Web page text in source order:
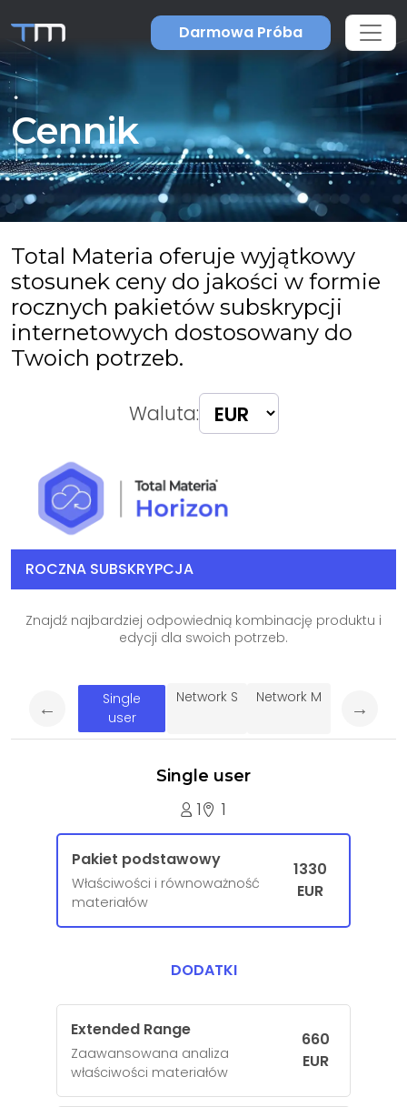
Darmowa Próba
Cennik
Total Materia oferuje wyjątkowy
stosunek ceny do jakości w formie
rocznych pakietów subskrypcji
internetowych dostosowany do
Twoich potrzeb.
Waluta:
ROCZNA SUBSKRYPCJA
Znajdź najbardziej odpowiednią kombinację produktu i
edycji dla swoich potrzeb.
←
Single
user
Network S Network M →
Single user
1 1
Pakiet podstawowy
Właściwości i równoważność
materiałów
1330
EUR
DODATKI
Extended Range
Zaawansowana analiza
właściwości materiałów
660
EUR